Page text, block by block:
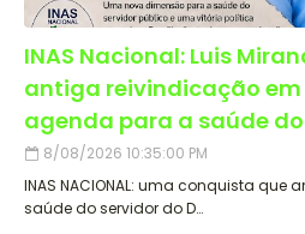
INAS Nacional: Luis
antiga reivindicação
agenda para a saúde
8/08/2026 10:35:00 PM
INAS NACIONAL: uma conquista que
saúde do servidor do D…